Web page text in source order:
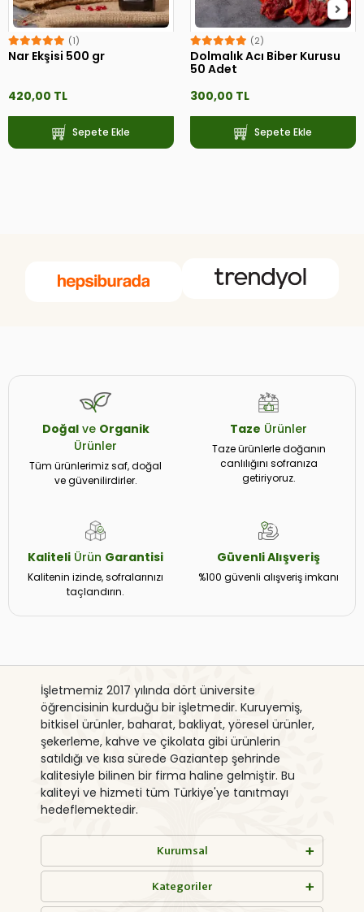
(1)
Nar Ekşisi 500 gr
420,00 TL
Sepete Ekle
(2)
Dolmalık Acı Biber Kurusu
50 Adet
300,00 TL
Sepete Ekle
Doğalve Organik
Ürünler
Tüm ürünlerimiz saf, doğal
ve güvenilirdirler.
Taze Ürünler
Taze ürünlerle doğanın
canlılığını sofranıza
getiriyoruz.
Kaliteli Ürün Garantisi
Kalitenin izinde, sofralarınızı
taçlandırın.
GüvenliAlışveriş
%100 güvenli alışveriş imkanı
İşletmemiz 2017 yılında dört üniversite
öğrencisinin kurduğu bir işletmedir. Kuruyemiş,
bitkisel ürünler, baharat, bakliyat, yöresel ürünler,
şekerleme, kahve ve çikolata gibi ürünlerin
satıldığı ve kısa sürede Gaziantep şehrinde
kalitesiyle bilinen bir firma haline gelmiştir. Bu
kaliteyi ve hizmeti tüm Türkiye'ye tanıtmayı
hedeflemektedir.
Kurumsal
Kategoriler